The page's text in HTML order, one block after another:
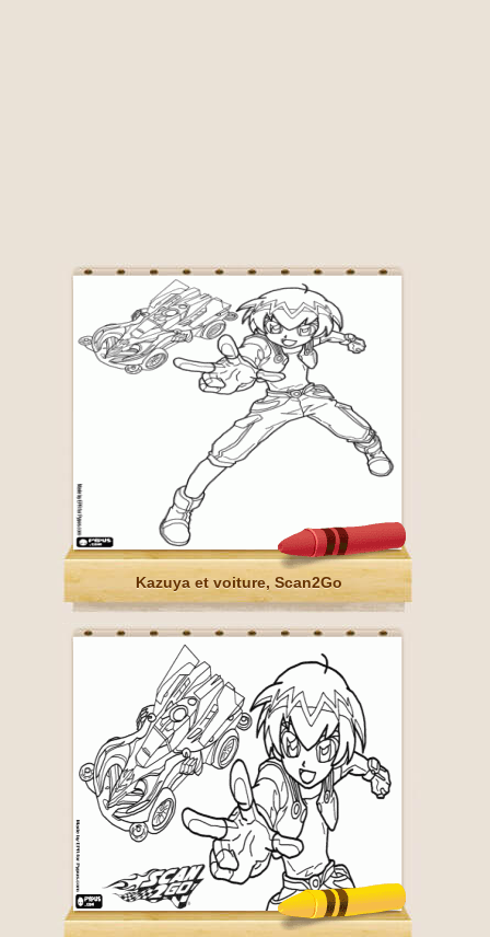
Kazuya et voiture, Scan2Go